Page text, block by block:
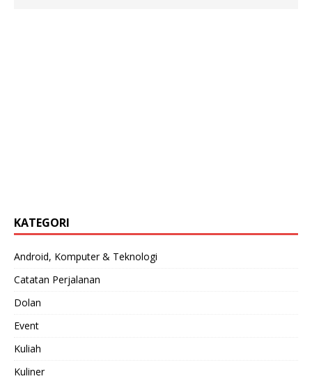
KATEGORI
Android, Komputer & Teknologi
Catatan Perjalanan
Dolan
Event
Kuliah
Kuliner